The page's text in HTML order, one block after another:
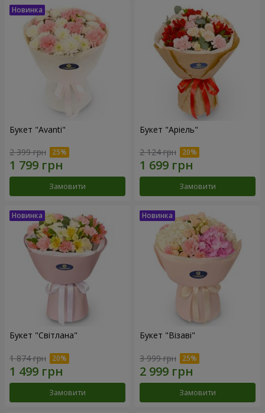
Букет "Avanti"
2 399 грн
Замовити
Букет "Аріель"
2 124 грн
Замовити
Букет "Світлана"
1 874 грн
Замовити
Букет "Візаві"
3 999 грн
Замовити